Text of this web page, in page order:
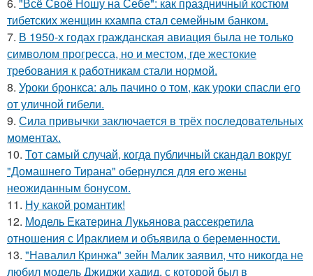
тибетских женщин кхампа стал семейным банком.
7. В 1950-х годах гражданская авиация была не только
символом прогресса, но и местом, где жестокие
требования к работникам стали нормой.
8. Уроки бронкса: аль пачино о том, как уроки спасли его
от уличной гибели.
9. Сила привычки заключается в трёх последовательных
моментах.
10. Тот самый случай, когда публичный скандал вокруг
"Домашнего Тирана" обернулся для его жены
неожиданным бонусом.
11. Ну какой романтик!
12. Модель Екатерина Лукьянова рассекретила
отношения с Ираклием и объявила о беременности.
13. "Навалил Кринжа" зейн Малик заявил, что никогда не
любил модель Джиджи хадид, с которой был в